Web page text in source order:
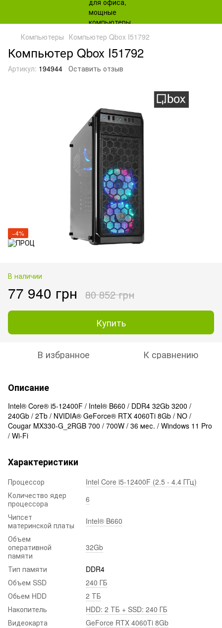
Компьютеры Компьютер Qbox I51792
Компьютер Qbox I51792
Артикул: 194944 Оставить отзыв
−4%
В наличии
77 940 грн 80 852 грн
Купить
В избранное К сравнению
Описание
Intel® Core® i5-12400F / Intel® B660 / DDR4 32Gb 3200 /
240Gb / 2Tb / NVIDIA® GeForce® RTX 4060Ti 8Gb / NO /
Cougar MX330-G_2RGB 700 / 700W / 36 мес. / Windows 11 Pro
/ Wi-Fi
Характеристики
Процессор
Intel Core i5-12400F (2.5 - 4.4 ГГц)
Количество ядер
процессора
6
Чипсет
материнской платы
Intel® B660
Объем
оперативной
памяти
32Gb
Тип памяти
DDR4
Объем SSD
240 ГБ
Обьем HDD
2 ТБ
Накопитель
HDD: 2 ТБ + SSD: 240 ГБ
Видеокарта
GeForce RTX 4060Ti 8Gb